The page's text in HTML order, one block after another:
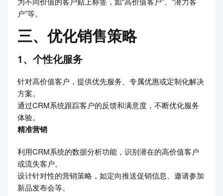
户”等。
三、优化销售策略
1、个性化服务
针对高价值客户，提供优先服务、专属优惠或定制化解决
方案。
通过CRM系统跟踪客户的反馈和满意度，不断优化服务
体验。
精准营销
利用CRM系统的数据分析功能，识别潜在的高价值客户
或流失客户。
设计针对性的营销策略，如定向推送促销信息、邀请参加
新品发布会等。